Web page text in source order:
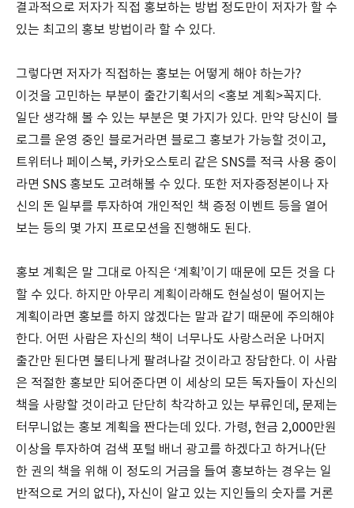
결과적으로 저자가 직접 홍보하는 방법 정도만이 저자가 할 수
있는 최고의 홍보 방법이라 할 수 있다.
그렇다면 저자가 직접하는 홍보는 어떻게 해야 하는가?
이것을 고민하는 부분이 출간기획서의 <홍보 계획>꼭지다.
일단 생각해 볼 수 있는 부분은 몇 가지가 있다. 만약 당신이 블
로그를 운영 중인 블로거라면 블로그 홍보가 가능할 것이고,
트위터나 페이스북, 카카오스토리 같은 SNS를 적극 사용 중이
라면 SNS 홍보도 고려해볼 수 있다. 또한 저자증정본이나 자
신의 돈 일부를 투자하여 개인적인 책 증정 이벤트 등을 열어
보는 등의 몇 가지 프로모션을 진행해도 된다.
홍보 계획은 말 그대로 아직은 ‘계획’이기 때문에 모든 것을 다
할 수 있다. 하지만 아무리 계획이라해도 현실성이 떨어지는
계획이라면 홍보를 하지 않겠다는 말과 같기 때문에 주의해야
한다. 어떤 사람은 자신의 책이 너무나도 사랑스러운 나머지
출간만 된다면 불티나게 팔려나갈 것이라고 장담한다. 이 사람
은 적절한 홍보만 되어준다면 이 세상의 모든 독자들이 자신의
책을 사랑할 것이라고 단단히 착각하고 있는 부류인데, 문제는
터무니없는 홍보 계획을 짠다는데 있다. 가령, 현금 2,000만원
이상을 투자하여 검색 포털 배너 광고를 하겠다고 하거나(단
한 권의 책을 위해 이 정도의 거금을 들여 홍보하는 경우는 일
반적으로 거의 없다), 자신이 알고 있는 지인들의 숫자를 거론